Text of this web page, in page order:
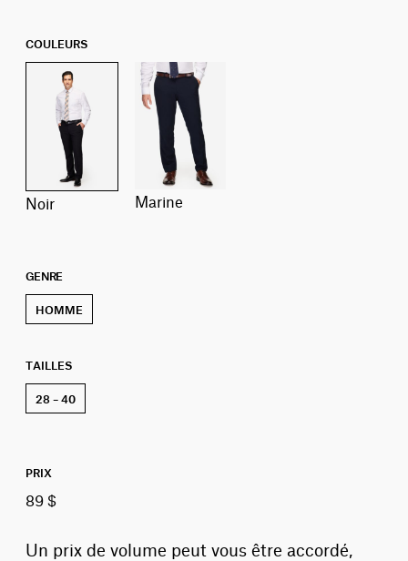
COULEURS
noir marine
GENRE
HOMME
TAILLES
28 – 40
PRIX
89 $
Un prix de volume peut vous être accordé,